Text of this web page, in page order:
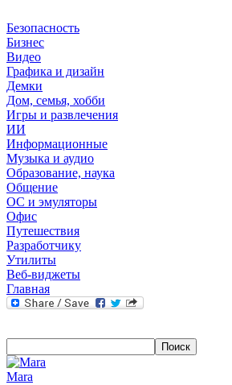
Безопасность
Бизнес
Видео
Графика и дизайн
Демки
Дом, семья, хобби
Игры и развлечения
ИИ
Информационные
Музыка и аудио
Образование, наука
Общение
ОС и эмуляторы
Офис
Путешествия
Разработчику
Утилиты
Веб-виджеты
Главная
Mara